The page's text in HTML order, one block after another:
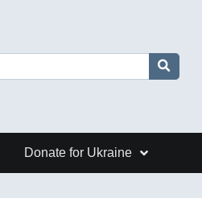
Donate for Ukraine